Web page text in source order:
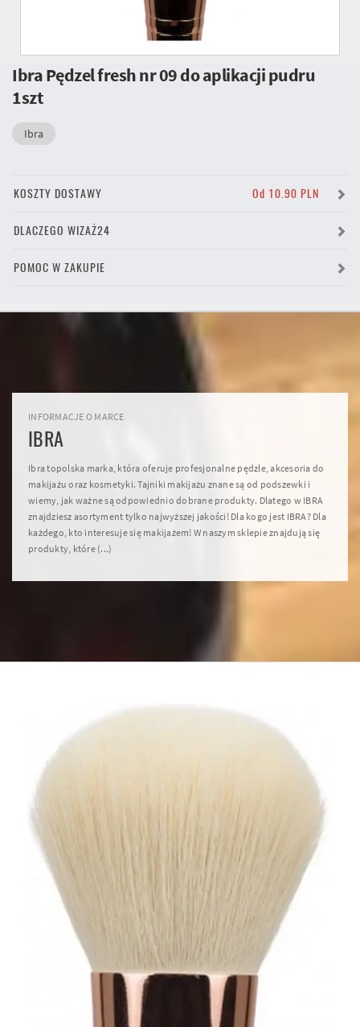
Ibra Pędzel fresh nr 09 do aplikacji pudru
1szt
Ibra
KOSZTY DOSTAWY Od 10.90 PLN
DLACZEGO WIZAŻ24
POMOC W ZAKUPIE
INFORMACJE O MARCE
IBRA
Ibra topolska marka, która oferuje profesjonalne pędzle, akcesoria do
makijażu oraz kosmetyki. Tajniki makijażu znane są od podszewki i
wiemy, jak ważne są odpowiednio dobrane produkty. Dlatego w IBRA
znajdziesz asortyment tylko najwyższej jakości! Dla kogo jest IBRA? Dla
każdego, kto interesuje się makijażem! W naszym sklepie znajdują się
produkty, które (...)